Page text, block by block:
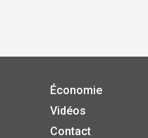
Économie
Vidéos
Contact